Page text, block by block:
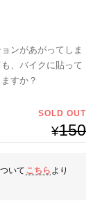
ンがあがってしま
、バイクに貼って
すか？
SOLD OUT
¥150
いて こちら より